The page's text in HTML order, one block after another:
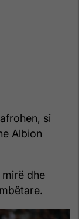
si
Albion
dhe